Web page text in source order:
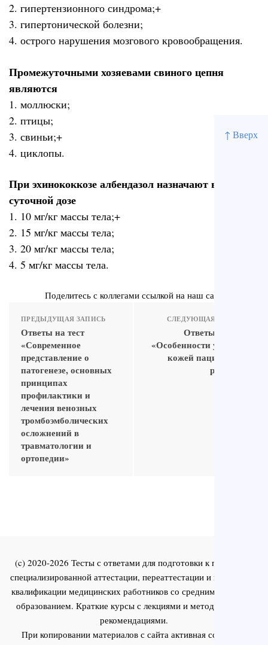
↑ Вверх
2. гипертензионного синдрома;+
3. гипертонической болезни;
4. острого нарушения мозгового кровообращения.
Промежуточными хозяевами свиного цепня
являются
1. моллюски;
2. птицы;
3. свиньи;+
4. циклопы.
При эхинококкозе албендазол назначают в
суточной дозе
1. 10 мг/кг массы тела;+
2. 15 мг/кг массы тела;
3. 20 мг/кг массы тела;
4. 5 мг/кг массы тела.
Поделитесь с коллегами ссылкой на наш сайт
ПРЕДЫДУЩАЯ ЗАПИСЬ
Ответы на тест
«Современное
представление о
патогенезе, основных
принципах
профилактики и
лечения венозных
тромбоэмболических
осложнений в
травматологии и
ортопедии»
СЛЕДУЮЩАЯ ЗАПИСЬ
Ответы на тест
«Особенности ухода за
кожей пациентов с
розацеа»
(c) 2020-2026 Тесты с ответами для подготовки к первичной
специализированной аттестации, переаттестации и повышения
квалификации медицинских работников со средним и высшим
образованием. Краткие курсы с лекциями и методическими
рекомендациями.
При копировании материалов с сайта активная ссылка на